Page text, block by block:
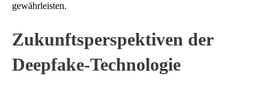
gewährleisten.
Zukunftsperspektiven der
Deepfake-Technologie